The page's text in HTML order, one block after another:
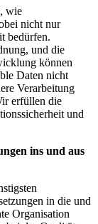
wie
nicht nur
bedürfen.
und die
können
Daten nicht
Verarbeitung
erfüllen die
und
ins und aus
in die und
Organisation